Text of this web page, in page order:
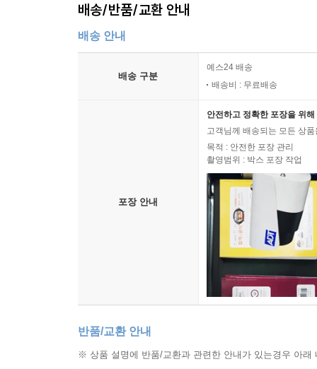
배송/반품/교환 안내
배송 안내
배송 구분
예스24 배송
배송비 : 무료배송
포장 안내
안전하고 정확한 포장을 위
고객님께 배송되는 모든 상
목적 : 안전한 포장 관리
촬영범위 : 박스 포장 작업
반품/교환 안내
※ 상품 설명에 반품/교환과 관련한 안내가 있는경우 아